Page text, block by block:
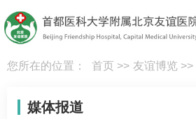
您所在的位置： 首页 >> 友谊博览 >>
媒体报道